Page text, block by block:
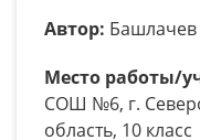
Автор: Башлачев
Место работы/
СОШ №6, г.
область, 10 класс